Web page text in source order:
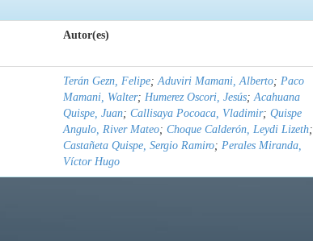
Autor(es)
Terán Gezn, Felipe;Aduviri Mamani, Alberto; Paco
Mamani, Walter; Humerez Oscori, Jesús;Acahuana
Quispe, Juan; Callisaya Pocoaca, Vladimir; Quispe
Angulo, River Mateo; Choque Calderón, Leydi Lizeth;
Castañeta Quispe, Sergio Ramiro; Perales Miranda,
Víctor Hugo